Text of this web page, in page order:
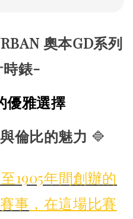
奧本GD系列
時錶-
優雅選擇
倫比的魅力 🔷
1905年間創辦的
事 ， 在這場比賽